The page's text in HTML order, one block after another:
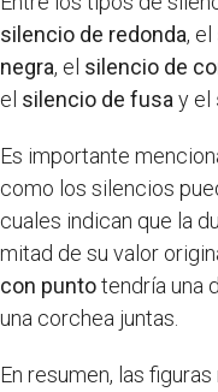
silencio de redonda, el
negra, el silencio de
el silencio de fusa y el
Es importante
como los silencios
cuales indican que la
mitad de su valor
con puntotendría una
una corchea juntas.
En resumen, las